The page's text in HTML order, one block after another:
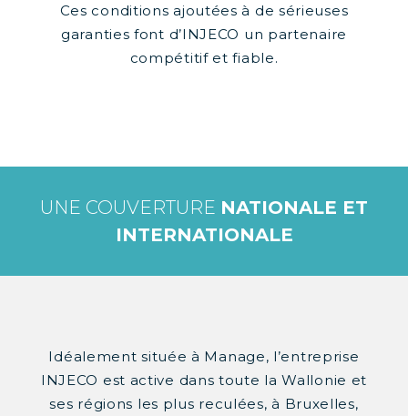
Ces conditions ajoutées à de sérieuses
garanties font d’INJECO un partenaire
compétitif et fiable.
UNE COUVERTURE NATIONALE ET
INTERNATIONALE
Idéalement située à Manage, l’entreprise
INJECO est active dans toute la Wallonie et
ses régions les plus reculées, à Bruxelles,